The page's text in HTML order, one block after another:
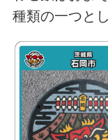
種類の一つと